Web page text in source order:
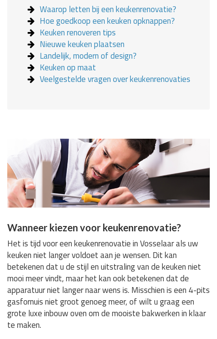
Waarop letten bij een keukenrenovatie?
Hoe goedkoop een keuken opknappen?
Keuken renoveren tips
Nieuwe keuken plaatsen
Landelijk, modern of design?
Keuken op maat
Veelgestelde vragen over keukenrenovaties
Wanneer kiezen voor keukenrenovatie?
Het is tijd voor een keukenrenovatie in Vosselaar als uw
keuken niet langer voldoet aan je wensen. Dit kan
betekenen dat u de stijl en uitstraling van de keuken niet
mooi meer vindt, maar het kan ook betekenen dat de
apparatuur niet langer naar wens is. Misschien is een 4-pits
gasfornuis niet groot genoeg meer, of wilt u graag een
grote luxe inbouw oven om de mooiste bakwerken in klaar
te maken.